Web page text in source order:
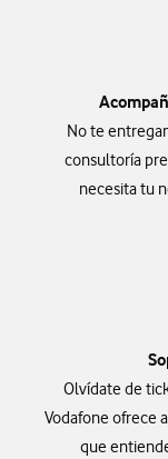
No te
consultoría
necesita tu
Olvídate de
Vodafone ofrece
que